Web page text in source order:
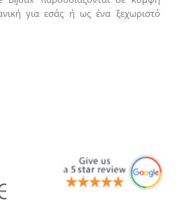
για εσάς ή ως ένα ξεχωριστό